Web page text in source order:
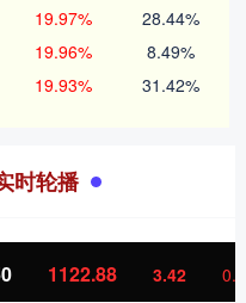
19.97% 28.44%
19.96% 8.49%
19.93% 31.42%
时轮播
3.42 0.30%